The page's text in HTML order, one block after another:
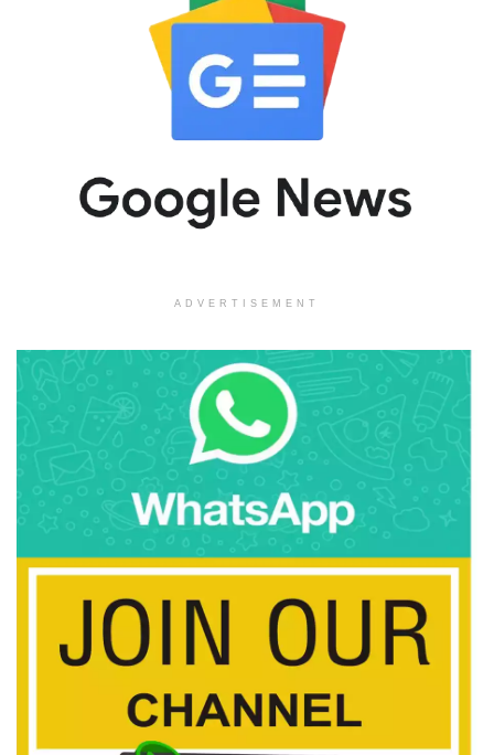
ADVERTISEMENT